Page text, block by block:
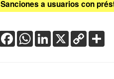
Sanciones a usuarios con
FacebookWhatsApp
LinkedIn
X Copy
Link